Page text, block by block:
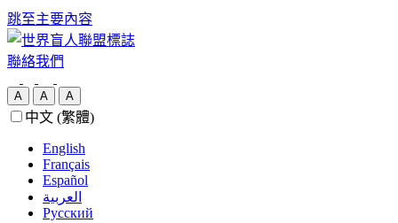
跳至主要內容
聯絡我們
A A A
中文 (繁體)
English
Français
Español
العربية‏
Русский